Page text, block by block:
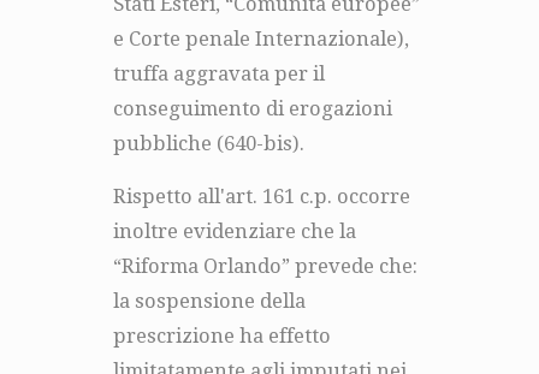
e Corte penale Internazionale),
truffa aggravata per il
conseguimento di erogazioni
pubbliche (640-bis).
Rispetto all'art. 161 c.p. occorre
inoltre evidenziare che la
“Riforma Orlando” prevede che:
la sospensione della
prescrizione ha effetto